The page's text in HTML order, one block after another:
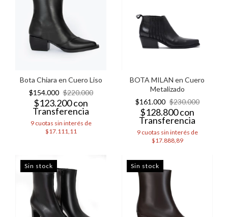
Bota Chiara en Cuero Liso
$154.000 $220.000
$123.200con
Transferencia
9 cuotas sin interés de
$17.111,11
BOTA MILAN en Cuero
Metalizado
$161.000 $230.000
$128.800con
Transferencia
9 cuotas sin interés de
$17.888,89
Sin stock Sin stock